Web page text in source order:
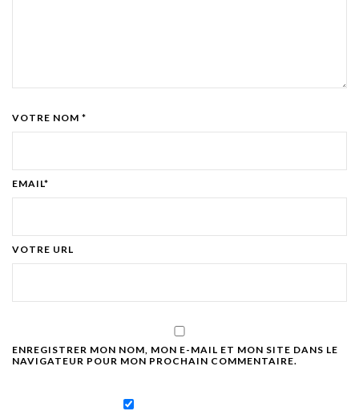
VOTRE NOM *
EMAIL*
VOTRE URL
ENREGISTRER MON NOM, MON E-MAIL ET MON SITE DANS LE
NAVIGATEUR POUR MON PROCHAIN COMMENTAIRE.